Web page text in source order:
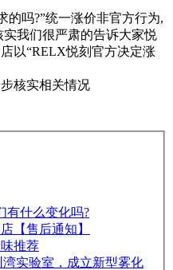
的吗?”统一涨价非官方行为,
我们很严肃的告诉大家悦
以“RELX悦刻官方决定涨
核实相关情况
有什么变化吗?
【售后通知】
推荐
实验室，成立新型雾化